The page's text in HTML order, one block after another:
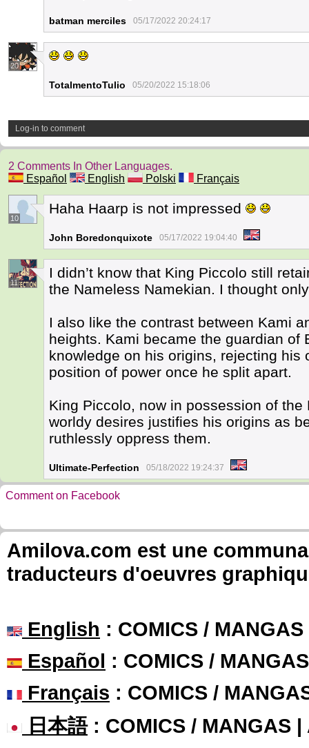
batman merciles 05/17/2022 20:24:17
20
TotalmentoTulio 05/20/2022 15:18:06
Log-in to comment
2 Comments In Other Languages.
Español
English Polski Français
10
Haha Haarp is not impressed
John Boredonquixote 05/17/2022 19:04:40
11
I didn’t know that King Piccolo still
the Nameless Namekian. I thought
I also like the contrast between Kami
heights. Kami became the guardian of
knowledge on his origins, rejecting his
position of power once he split apart.
King Piccolo, now in possession of the
worldy desires justifies his origins as
ruthlessly oppress them.
Ultimate-Perfection 05/18/2022 19:24:37
Comment on Facebook
Amilova.com est une
traducteurs d'oeuvres
English : COMICS /
Español : COMICS /
Français : COMICS /
日本語: COMICS / MANGAS |